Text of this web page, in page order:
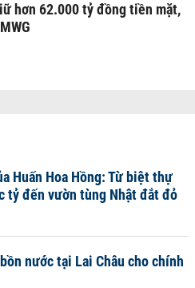
hơn 62.000 tỷ đồng tiền mặt,
Huấn Hoa Hồng: Từ biệt thự
tỷ đến vườn tùng Nhật đắt đỏ
nước tại Lai Châu cho chính